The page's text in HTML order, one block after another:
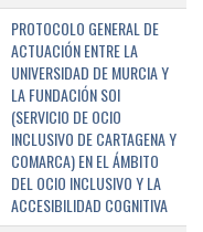
PROTOCOLO GENERAL DE
ACTUACIÓN ENTRE LA
UNIVERSIDAD DE MURCIA Y
LA FUNDACIÓN SOI
(SERVICIO DE OCIO
INCLUSIVO DE CARTAGENA Y
COMARCA) EN EL ÁMBITO
DEL OCIO INCLUSIVO Y LA
ACCESIBILIDAD COGNITIVA